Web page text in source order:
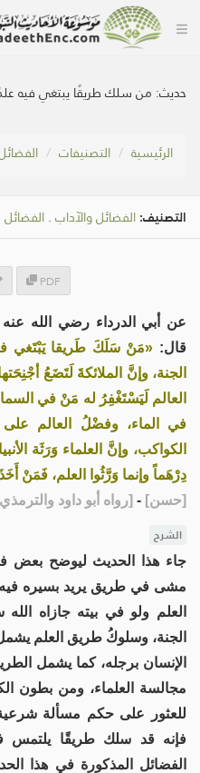
حديث: من سلك طريقًا يبتغي فيه
الرئيسية التصنيفات
التصنيف: الفضائل والآداب . الفضائل
PDF
عن أبي الدرداء رضي الله
قال: «مَنْ سَلَكَ طَريقا يَبْتَغي
الجنة، وإنَّ الملائكةَ لَتَضَعُ
العالم لَيَسْتَغْفِرُ له مَنْ في
في الماء، وفضْلُ العالم
الكواكب، وإنَّ العلماء وَرَثَة
دِرْهَماً وإنما وَرَّثُوا العلم، فَمَنْ
[حسن]
-
[رواه أبو داود
الشرح
جاء هذا الحديث ليوضح بعض
مشى في طريق يريد بسيره
العلم ولو في بيته جازاه
الجنة، وسلوكُ طريق العلم
الإنسان برجله، كما يشمل
مجالسة العلماء، ومن بطون
للعثور على حكم مسألة
فإنه قد سلك طريقًا يلتمس
الفضائل المذكورة في هذا